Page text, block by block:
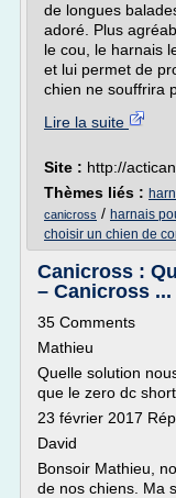
de longues
adoré. Plus
le cou, le harnais
et lui permet de
chien ne souffrira
Lire la suite
Site : http://
Thèmes liés :
canicross / harnais
choisir un chien de
Canicross :
– Canicross ...
35 Comments
Mathieu
Quelle solution
que le zero dc
23 février 2017
David
Bonsoir Mathieu,
de nos chiens. Ma